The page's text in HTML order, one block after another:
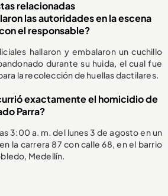
relacionadas
las autoridades en la escena
el responsable?
hallaron y embalaron un cuchillo
durante su huida, el cual fue
la recolección de huellas dactilares.
exactamente el homicidio de
Parra?
3:00 a. m. del lunes 3 de agosto en un
la carrera 87 con calle 68, en el barrio
Medellín.